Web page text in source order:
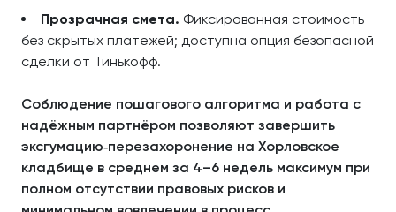
Прозрачная смета. Фиксированная стоимость
без скрытых платежей; доступна опция безопасной
сделки от Тинькофф.
Соблюдение пошагового алгоритма и работа с
надёжным партнёром позволяют завершить
эксгумацию‑перезахоронение на Хорловское
кладбище в среднем за 4–6 недель максимум при
полном отсутствии правовых рисков и